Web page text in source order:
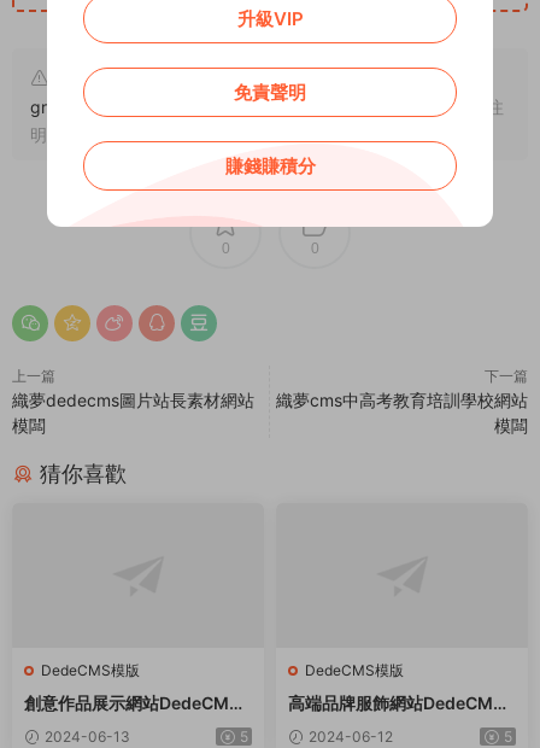
原文鏈接：
https://addprofans.com/html5-adaptive-
green-food-display-corporate-website-template/
，轉載請注
明出處。
0 0
上一篇
織夢dedecms圖片站長素材網站
模闆
下一篇
織夢cms中高考教育培訓學校網站
模闆
猜你喜歡
DedeCMS模版
創意作品展示網站DedeCMS
織夢模闆
2024-06-13 5
DedeCMS模版
高端品牌服飾網站DedeCMS
織夢模闆
2024-06-12 5
升級VIP
免責聲明
賺錢賺積分